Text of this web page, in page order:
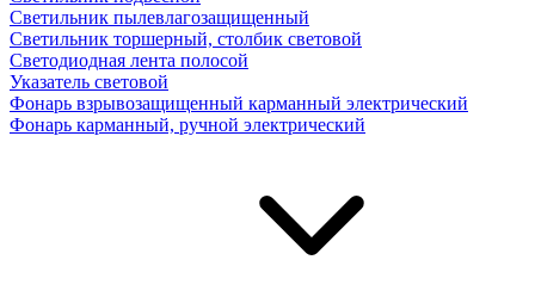
Светильник пылевлагозащищенный
Светильник торшерный, столбик световой
Светодиодная лента полосой
Указатель световой
Фонарь взрывозащищенный карманный электрический
Фонарь карманный, ручной электрический